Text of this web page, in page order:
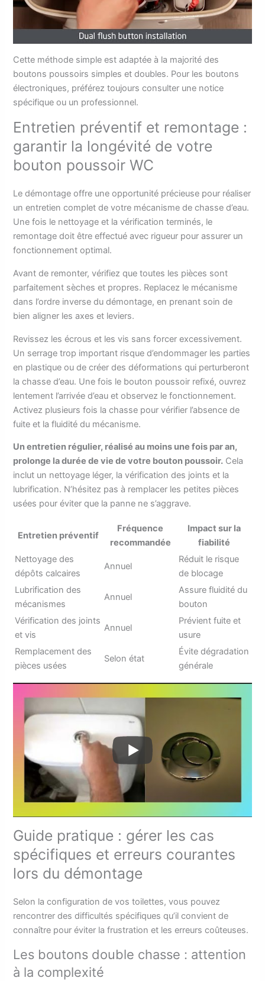
Cette méthode simple est adaptée à la majorité des
boutons poussoirs simples et doubles. Pour les boutons
électroniques, préférez toujours consulter une notice
spécifique ou un professionnel.
Entretien préventif et remontage :
garantir la longévité de votre
bouton poussoir WC
Le démontage offre une opportunité précieuse pour réaliser
un entretien complet de votre mécanisme de chasse d’eau.
Une fois le nettoyage et la vérification terminés, le
remontage doit être effectué avec rigueur pour assurer un
fonctionnement optimal.
Avant de remonter, vérifiez que toutes les pièces sont
parfaitement sèches et propres. Replacez le mécanisme
dans l’ordre inverse du démontage, en prenant soin de
bien aligner les axes et leviers.
Revissez les écrous et les vis sans forcer excessivement.
Un serrage trop important risque d’endommager les parties
en plastique ou de créer des déformations qui perturberont
la chasse d’eau. Une fois le bouton poussoir refixé, ouvrez
lentement l’arrivée d’eau et observez le fonctionnement.
Activez plusieurs fois la chasse pour vérifier l’absence de
fuite et la fluidité du mécanisme.
Un entretien régulier, réalisé au moins une fois par an,
prolonge la durée de vie de votre bouton poussoir. Cela
inclut un nettoyage léger, la vérification des joints et la
lubrification. N’hésitez pas à remplacer les petites pièces
usées pour éviter que la panne ne s’aggrave.
Entretien préventif
Fréquence
recommandée
Impact sur la
fiabilité
Nettoyage des
dépôts calcaires
Annuel
Réduit le risque
de blocage
Lubrification des
mécanismes
Annuel
Assure fluidité du
bouton
Vérification des joints
et vis
Annuel
Prévient fuite et
usure
Remplacement des
pièces usées
Selon état
Évite dégradation
générale
Guide pratique : gérer les cas
spécifiques et erreurs courantes
lors du démontage
Selon la configuration de vos toilettes, vous pouvez
rencontrer des difficultés spécifiques qu’il convient de
connaître pour éviter la frustration et les erreurs coûteuses.
Les boutons double chasse : attention
à la complexité